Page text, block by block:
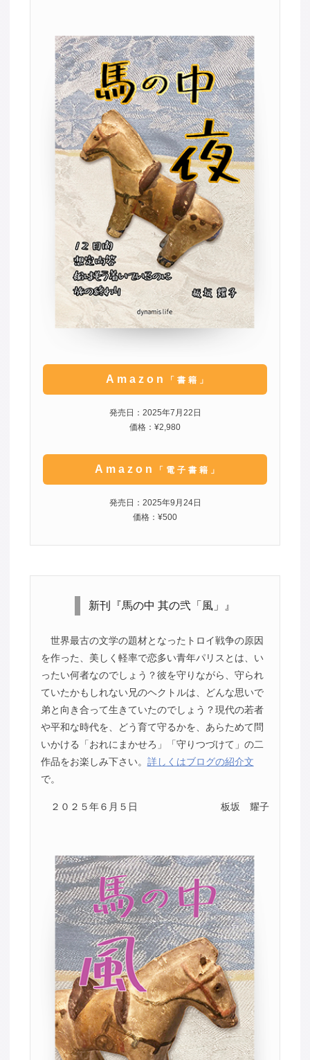
Amazon 「書籍」
発売日：2025年7月22日
価格：¥2,980
Amazon 「電子書籍」
発売日：2025年9月24日
価格：¥500
新刊『馬の中 其の弐「風」』
世界最古の文学の題材となったトロイ戦争の原因
を作った、美しく軽率で恋多い青年パリスとは、い
ったい何者なのでしょう？彼を守りながら、守られ
ていたかもしれない兄のヘクトルは、どんな思いで
弟と向き合って生きていたのでしょう？現代の若者
や平和な時代を、どう育て守るかを、あらためて問
いかける「おれにまかせろ」「守りつづけて」の二
作品をお楽しみ下さい。 詳しくはブログの紹介文
で。
２０２５年６月５日 板坂 耀子